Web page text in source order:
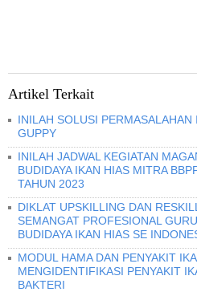
Artikel Terkait
INILAH SOLUSI
GUPPY
INILAH JADWAL KEGIATAN
BUDIDAYA IKAN HIAS MITRA
TAHUN 2023
DIKLAT UPSKILLING DAN
SEMANGAT PROFESIONAL
BUDIDAYA IKAN HIAS SE
MODUL HAMA DAN PENYAKIT
MENGIDENTIFIKASI PENYAKIT
BAKTERI